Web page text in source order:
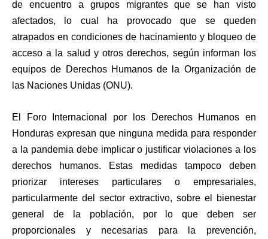
de encuentro a grupos migrantes que se han visto
afectados, lo cual ha provocado que se queden
atrapados en condiciones de hacinamiento y bloqueo de
acceso a la salud y otros derechos, según informan los
equipos de Derechos Humanos de la Organización de
las Naciones Unidas (ONU).
El Foro Internacional por los Derechos Humanos en
Honduras expresan que ninguna medida para responder
a la pandemia debe implicar o justificar violaciones a los
derechos humanos. Estas medidas tampoco deben
priorizar intereses particulares o empresariales,
particularmente del sector extractivo, sobre el bienestar
general de la población, por lo que deben ser
proporcionales y necesarias para la prevención,